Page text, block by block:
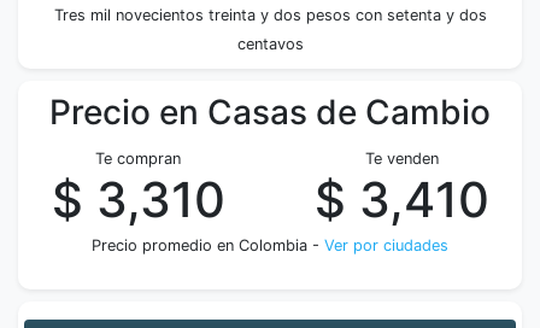
Tres mil novecientos treinta y dos pesos con setenta y dos
centavos
Precio en Casas de Cambio
Te compran
$ 3,310
Te venden
$ 3,410
Precio promedio en Colombia - Ver por ciudades